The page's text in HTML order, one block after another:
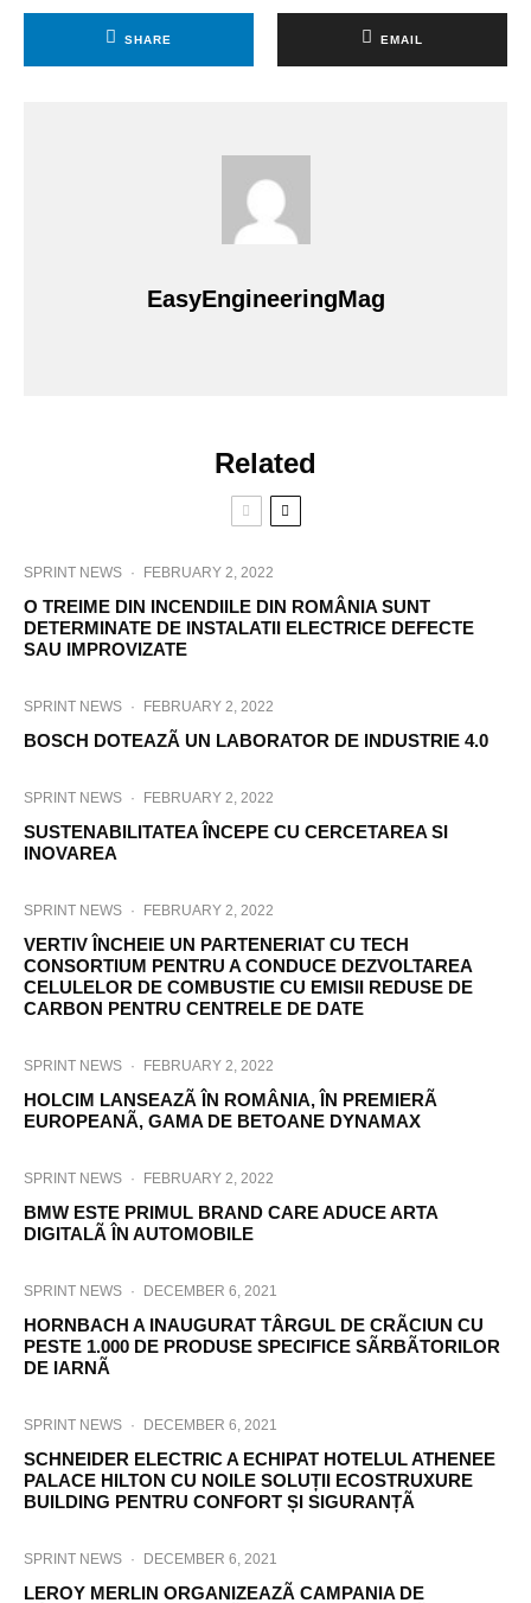
SHARE EMAIL
EasyEngineeringMag
Related
SPRINT NEWS · FEBRUARY 2, 2022
O TREIME DIN INCENDIILE DIN ROMÂNIA SUNT
DETERMINATE DE INSTALATII ELECTRICE DEFECTE
SAU IMPROVIZATE
SPRINT NEWS · FEBRUARY 2, 2022
BOSCH DOTEAZÃ UN LABORATOR DE INDUSTRIE 4.0
SPRINT NEWS · FEBRUARY 2, 2022
SUSTENABILITATEA ÎNCEPE CU CERCETAREA SI
INOVAREA
SPRINT NEWS · FEBRUARY 2, 2022
VERTIV ÎNCHEIE UN PARTENERIAT CU TECH
CONSORTIUM PENTRU A CONDUCE DEZVOLTAREA
CELULELOR DE COMBUSTIE CU EMISII REDUSE DE
CARBON PENTRU CENTRELE DE DATE
SPRINT NEWS · FEBRUARY 2, 2022
HOLCIM LANSEAZÃ ÎN ROMÂNIA, ÎN PREMIERÃ
EUROPEANÃ, GAMA DE BETOANE DYNAMAX
SPRINT NEWS · FEBRUARY 2, 2022
BMW ESTE PRIMUL BRAND CARE ADUCE ARTA
DIGITALÃ ÎN AUTOMOBILE
SPRINT NEWS · DECEMBER 6, 2021
HORNBACH A INAUGURAT TÂRGUL DE CRÃCIUN CU
PESTE 1.000 DE PRODUSE SPECIFICE SÃRBÃTORILOR
DE IARNÃ
SPRINT NEWS · DECEMBER 6, 2021
SCHNEIDER ELECTRIC A ECHIPAT HOTELUL ATHENEE
PALACE HILTON CU NOILE SOLUȚII ECOSTRUXURE
BUILDING PENTRU CONFORT ȘI SIGURANȚÃ
SPRINT NEWS · DECEMBER 6, 2021
LEROY MERLIN ORGANIZEAZÃ CAMPANIA DE